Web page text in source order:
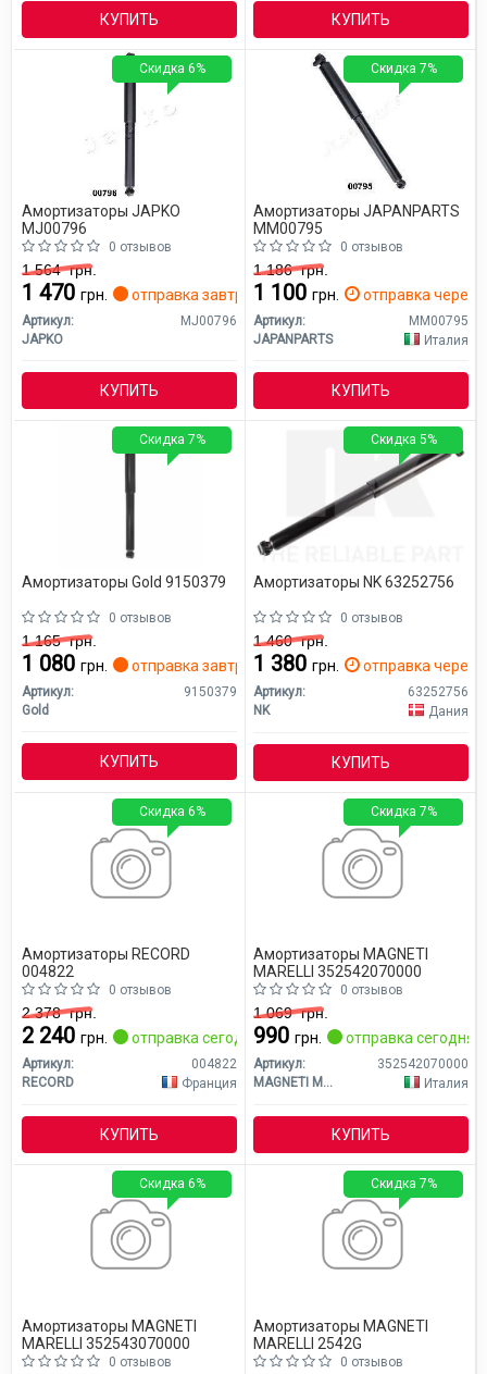
КУПИТЬ КУПИТЬ
Амортизаторы JAPKO
MJ00796
0 отзывов
1 564грн.
1 470 грн. отправка завтра
Артикул:
MJ00796
JAPKO
КУПИТЬ
Скидка 6%
Амортизаторы JAPANPARTS
MM00795
0 отзывов
1 186грн.
1 100 грн. отправка через
Артикул:
MM00795
JAPANPARTS
Италия
КУПИТЬ
Скидка 7%
Амортизаторы Gold 9150379
0 отзывов
1 165грн.
1 080 грн. отправка завтра
Артикул:
9150379
Gold
КУПИТЬ
Скидка 7%
Амортизаторы NK 63252756
0 отзывов
1 460грн.
1 380 грн. отправка через
Артикул:
63252756
NK
Дания
КУПИТЬ
Скидка 5%
Амортизаторы RECORD
004822
0 отзывов
2 378грн.
2 240 грн. отправка сегодня
Артикул:
004822
RECORD
Франция
КУПИТЬ
Скидка 6%
Амортизаторы MAGNETI
MARELLI 352542070000
0 отзывов
1 069грн.
990 грн. отправка сегодня
Артикул:
352542070000
MAGNETI MARELLI
Италия
КУПИТЬ
Скидка 7%
Амортизаторы MAGNETI
MARELLI 352543070000
0 отзывов
Скидка 6%
Амортизаторы MAGNETI
MARELLI 2542G
0 отзывов
Скидка 7%